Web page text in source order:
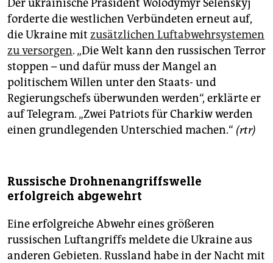
Der ukrainische Präsident Wolodymyr Selenskyj
forderte die westlichen Verbündeten erneut auf,
die Ukraine mit zusätzlichen Luftabwehrsystemen
zu versorgen. „Die Welt kann den russischen Terror
stoppen – und dafür muss der Mangel an
politischem Willen unter den Staats- und
Regierungschefs überwunden werden“, erklärte er
auf Telegram. „Zwei Patriots für Charkiw werden
einen grundlegenden Unterschied machen.“ (rtr)
Russische Drohnenangriffswelle
erfolgreich abgewehrt
Eine erfolgreiche Abwehr eines größeren
russischen Luftangriffs meldete die Ukraine aus
anderen Gebieten. Russland habe in der Nacht mit